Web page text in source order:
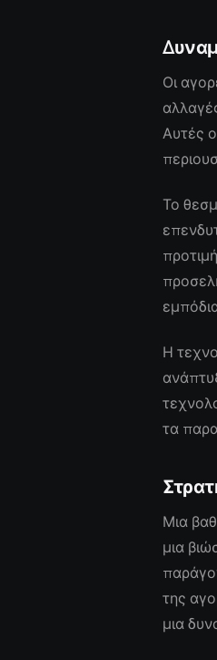
Οι
Αυτές
Το
Η
τα
Μια
μια
της
μια